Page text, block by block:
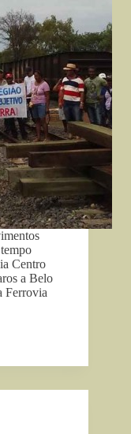
Centro
a Belo
Ferrovia